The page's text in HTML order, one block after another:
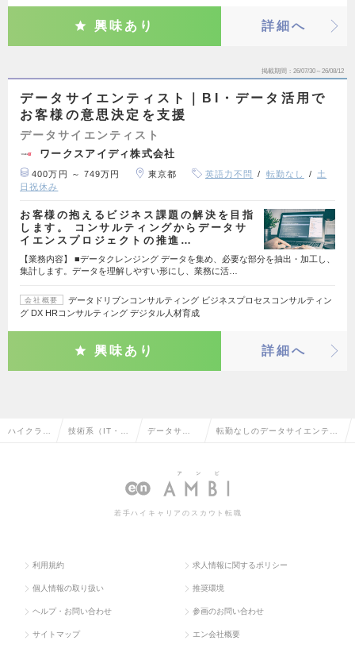
興味あり 詳細へ
掲載期間 26/07/30～26/08/12
データサイエンティスト｜BI・データ活用で
お客様の意思決定を支援
データサイエンティスト
ワークスアイディ株式会社
400万円 ～ 749万円 東京都 英語力不問 転勤なし
土
日祝休み
お客様の抱えるビジネス課題の解決を目指
します。 コンサルティングからデータサ
イエンスプロジェクトの推進…
【業務内容】 ■データクレンジング データを集め、必要な部分を抽出・加工し、
集計します。データを理解しやすい形にし、業務に活…
会社概要
データドリブンコンサルティング ビジネスプロセスコンサルティン
グ DX HRコンサルティング デジタル人材育成
興味あり 詳細へ
ハイクラス 技術系（IT・W データサイ
ト
転勤なしのデータサイエンティ
若手ハイキャリアのスカウト転職
利用規約 求人情報に関するポリシー
個人情報の取り扱い 推奨環境
ヘルプ・お問い合わせ 参画のお問い合わせ
サイトマップ エン会社概要